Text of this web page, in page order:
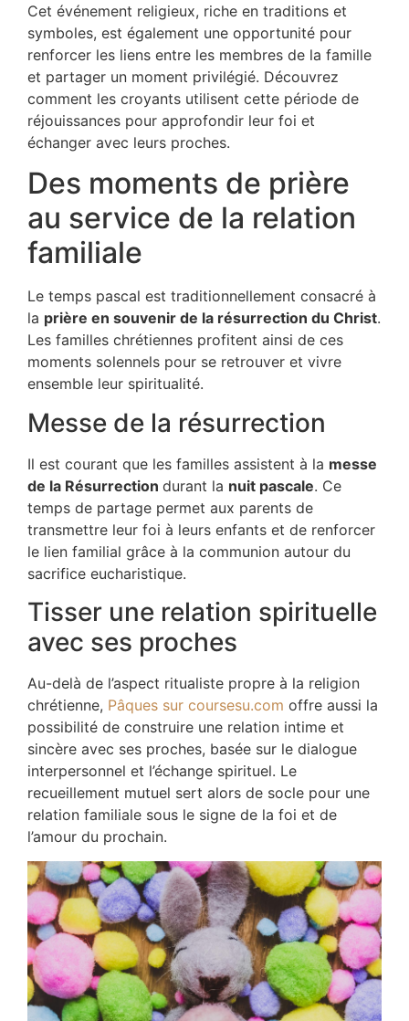
Cet événement religieux, riche en traditions et
symboles, est également une opportunité pour
renforcer les liens entre les membres de la famille
et partager un moment privilégié. Découvrez
comment les croyants utilisent cette période de
réjouissances pour approfondir leur foi et
échanger avec leurs proches.
Des moments de prière
au service de la relation
familiale
Le temps pascal est traditionnellement consacré à
la prière en souvenir de la résurrection du Christ.
Les familles chrétiennes profitent ainsi de ces
moments solennels pour se retrouver et vivre
ensemble leur spiritualité.
Messe de la résurrection
Il est courant que les familles assistent à la messe
de la Résurrection durant la nuit pascale. Ce
temps de partage permet aux parents de
transmettre leur foi à leurs enfants et de renforcer
le lien familial grâce à la communion autour du
sacrifice eucharistique.
Tisser une relation spirituelle
avec ses proches
Au-delà de l’aspect ritualiste propre à la religion
chrétienne, Pâques sur coursesu.com offre aussi la
possibilité de construire une relation intime et
sincère avec ses proches, basée sur le dialogue
interpersonnel et l’échange spirituel. Le
recueillement mutuel sert alors de socle pour une
relation familiale sous le signe de la foi et de
l’amour du prochain.